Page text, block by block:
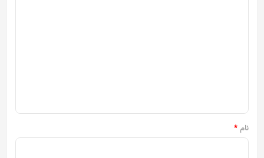
نام *